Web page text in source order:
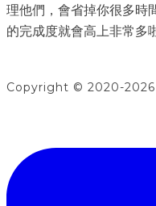
理他們，會省掉你很多時
的完成度就會高上非常多
Copyright © 2020-